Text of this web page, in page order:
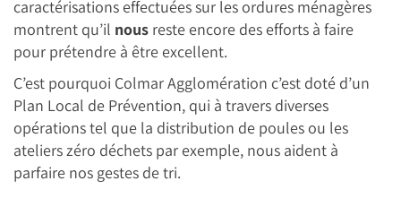
caractérisations effectuées sur les ordures ménagères
montrent qu’il nous reste encore des efforts à faire
pour prétendre à être excellent.
C’est pourquoi Colmar Agglomération c’est doté d’un
Plan Local de Prévention, qui à travers diverses
opérations tel que la distribution de poules ou les
ateliers zéro déchets par exemple, nous aident à
parfaire nos gestes de tri.